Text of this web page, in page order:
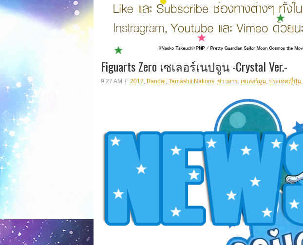
Figuarts Zero เซเลอร์เนปจูน -Crystal Ver.-
9:27 AM 2017, Bandai, Tamashii Nations, ข่าวสาร, เซเลอร์มูน, ประเทศญี่ปุ่น,